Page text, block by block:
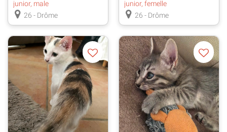
junior, male
26 - Drôme
junior, femelle
26 - Drôme